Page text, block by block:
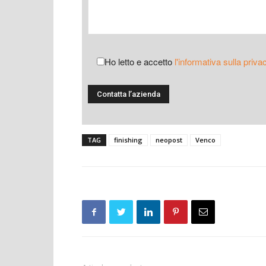
Ho letto e accetto l'informativa sulla
TAG finishing neopost Venco